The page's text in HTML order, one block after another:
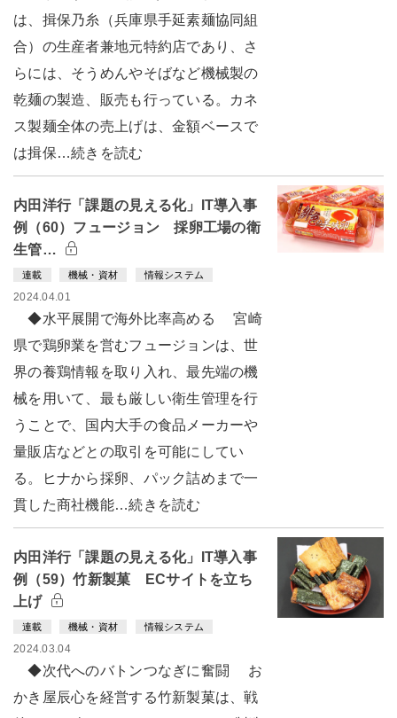
は、揖保乃糸（兵庫県手延素麺協同組
合）の生産者兼地元特約店であり、さ
らには、そうめんやそばなど機械製の
乾麺の製造、販売も行っている。カネ
ス製麺全体の売上げは、金額ベースで
は揖保…続きを読む
内田洋行「課題の見える化」IT導入事
例（60）フュージョン 採卵工場の衛
生管…
連載 機械・資材 情報システム
2024.04.01
◆水平展開で海外比率高める 宮崎
県で鶏卵業を営むフュージョンは、世
界の養鶏情報を取り入れ、最先端の機
械を用いて、最も厳しい衛生管理を行
うことで、国内大手の食品メーカーや
量販店などとの取引を可能にしてい
る。ヒナから採卵、パック詰めまで一
貫した商社機能…続きを読む
内田洋行「課題の見える化」IT導入事
例（59）竹新製菓 ECサイトを立ち
上げ
連載 機械・資材 情報システム
2024.03.04
◆次代へのバトンつなぎに奮闘 お
かき屋辰心を経営する竹新製菓は、戦